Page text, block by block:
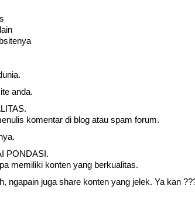
anda.
komentar di blog atau spam forum.
PONDASI.
memiliki konten yang berkualitas.
ngapain juga share konten yang jelek. Ya kan